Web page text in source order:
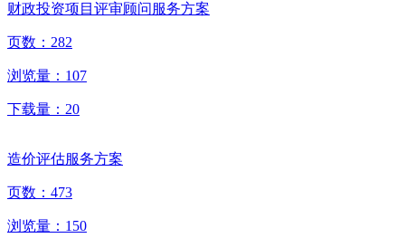
财政投资项目评审顾问服务方案
页数： 282
浏览量： 107
下载量： 20
造价评估服务方案
页数： 473
浏览量： 150